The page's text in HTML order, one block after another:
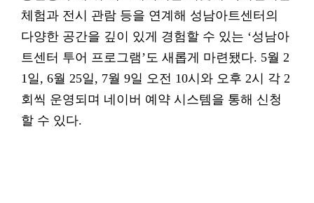
체험과 전시 관람 등을 연계해 성남아트센터의
다양한 공간을 깊이 있게 경험할 수 있는 ‘성남아
트센터 투어 프로그램’도 새롭게 마련됐다. 5월 2
1일, 6월 25일, 7월 9일 오전 10시와 오후 2시 각 2
회씩 운영되며 네이버 예약 시스템을 통해 신청
할 수 있다.